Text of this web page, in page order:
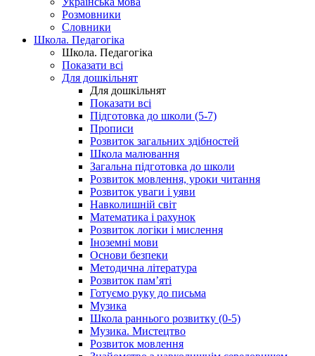
Розмовники
Словники
Школа. Педагогіка
Школа. Педагогіка
Показати всі
Для дошкільнят
Для дошкільнят
Показати всі
Підготовка до школи (5-7)
Прописи
Розвиток загальних здібностей
Школа малювання
Загальна підготовка до школи
Розвиток мовлення, уроки читання
Розвиток уваги і уяви
Навколишній світ
Математика і рахунок
Розвиток логіки і мислення
Іноземні мови
Основи безпеки
Методична література
Розвиток пам’яті
Готуємо руку до письма
Музика
Школа раннього розвитку (0-5)
Музика. Мистецтво
Розвиток мовлення